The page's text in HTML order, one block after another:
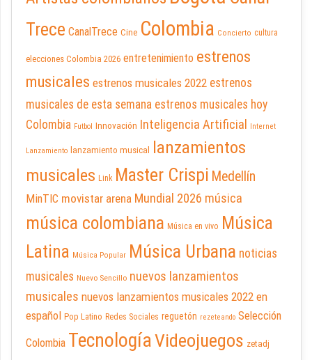
Trece CanalTrece Cine Colombia Concierto cultura
elecciones Colombia 2026 entretenimiento estrenos
musicales estrenos musicales 2022 estrenos
musicales de esta semana estrenos musicales hoy
Colombia Futbol Innovación Inteligencia Artificial Internet
Lanzamiento lanzamiento musical
lanzamientos
musicales Link Master Crispi Medellín
MinTIC movistar arena Mundial 2026 música
música colombiana Música en vivo Música
Latina Música Popular Música Urbana noticias
musicales Nuevo Sencillo nuevos lanzamientos
musicales nuevos lanzamientos musicales 2022 en
español Pop Latino Redes Sociales reguetón rezeteando Selección
Colombia TecnologíaVideojuegos zetadj